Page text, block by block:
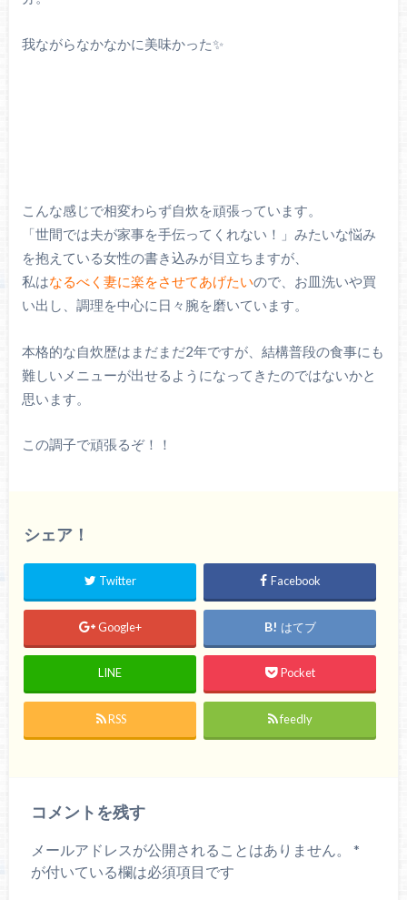
我ながらなかなかに美味かった✨
こんな感じで相変わらず自炊を頑張っています。
「世間では夫が家事を手伝ってくれない！」みたいな悩み
を抱えている女性の書き込みが目立ちますが、
私はなるべく妻に楽をさせてあげたいので、お皿洗いや買
い出し、調理を中心に日々腕を磨いています。
本格的な自炊歴はまだまだ2年ですが、結構普段の食事にも
難しいメニューが出せるようになってきたのではないかと
思います。
この調子で頑張るぞ！！
シェア！
Twitter Facebook
Google+ はてブ
LINE Pocket
RSS feedly
コメントを残す
メールアドレスが公開されることはありません。
*
が付いている欄は必須項目です